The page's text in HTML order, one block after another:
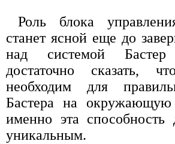
Роль блока
станет ясной еще до
над системой
достаточно сказать,
необходим для
Бастера на
именно эта способность
уникальным.